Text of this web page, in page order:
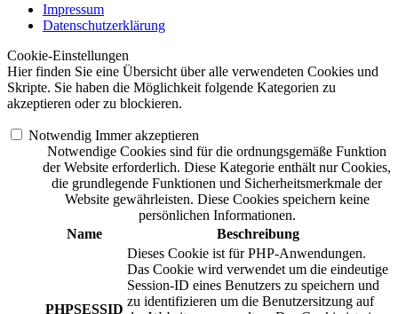
Impressum
Datenschutzerklärung
Cookie-Einstellungen
Hier finden Sie eine Übersicht über alle verwendeten Cookies und
Skripte. Sie haben die Möglichkeit folgende Kategorien zu
akzeptieren oder zu blockieren.
Notwendig Immer akzeptieren
Notwendige Cookies sind für die ordnungsgemäße Funktion
der Website erforderlich. Diese Kategorie enthält nur Cookies,
die grundlegende Funktionen und Sicherheitsmerkmale der
Website gewährleisten. Diese Cookies speichern keine
persönlichen Informationen.
Name
Beschreibung
PHPSESSID
Dieses Cookie ist für PHP-Anwendungen.
Das Cookie wird verwendet um die eindeutige
Session-ID eines Benutzers zu speichern und
zu identifizieren um die Benutzersitzung auf